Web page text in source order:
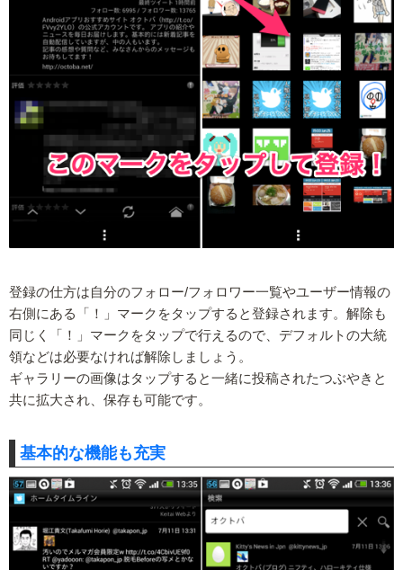
登録の仕方は自分のフォロー/フォロワー一覧やユーザー情報の
右側にある「！」マークをタップすると登録されます。解除も
同じく「！」マークをタップで行えるので、デフォルトの大統
領などは必要なければ解除しましょう。
ギャラリーの画像はタップすると一緒に投稿されたつぶやきと
共に拡大され、保存も可能です。
基本的な機能も充実